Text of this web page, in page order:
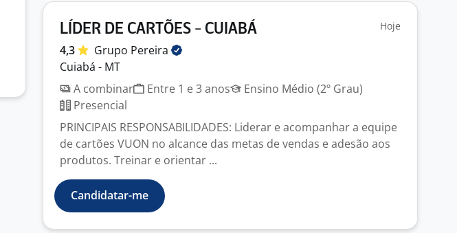
LÍDER DE CARTÕES - CUIABÁ Hoje
4,3 Grupo Pereira
Cuiabá - MT
A combinar
Entre 1 e 3 anos
Ensino Médio (2º Grau)
Presencial
PRINCIPAIS RESPONSABILIDADES: Liderar e acompanhar a equipe
de cartões VUON no alcance das metas de vendas e adesão aos
produtos. Treinar e orientar ...
Candidatar-me